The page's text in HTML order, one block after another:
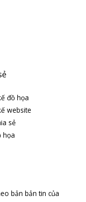
đồ họa
website
sẻ
họa
bản bản tin của